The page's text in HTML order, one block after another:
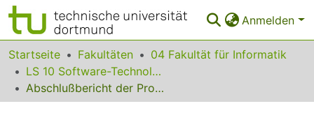
Anmelden
Bereiche & Sammlungen
Das gesamte Repositorium
Startseite Fakultäten
04 Fakultät für Informatik
LS 10 Software-Technologie
Abschlußbericht der Projektgruppe PG-HEU (326)